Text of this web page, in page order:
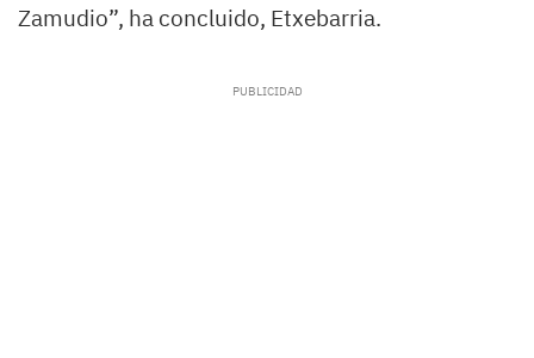
Zamudio”, ha concluido, Etxebarria.